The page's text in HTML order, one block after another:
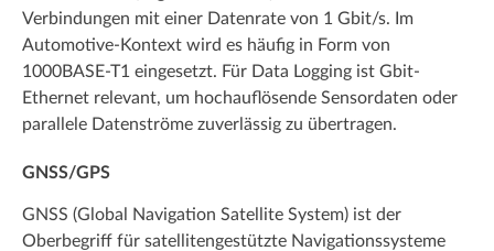
Verbindungen mit einer Datenrate von 1 Gbit/s. Im
Automotive-Kontext wird es häufig in Form von
1000BASE-T1 eingesetzt. Für Data Logging ist Gbit-
Ethernet relevant, um hochauflösende Sensordaten oder
parallele Datenströme zuverlässig zu übertragen.
GNSS/GPS
GNSS (Global Navigation Satellite System) ist der
Oberbegriff für satellitengestützte Navigationssysteme